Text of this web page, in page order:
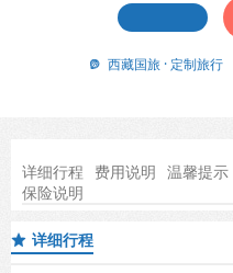
 西藏国旅 · 定制旅行
详细行程 费用说明 温馨提示
保险说明
 详细行程